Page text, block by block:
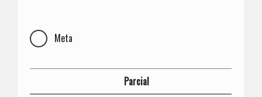
Meta
Parcial